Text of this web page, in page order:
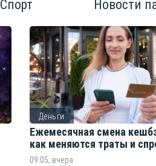
Спорт Новости
Деньги
Ежемесячная смена
как меняются траты и
09:05, вчера